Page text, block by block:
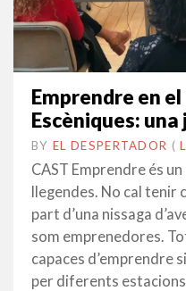
Emprendre en
Escèniques:
BY EL DESPERTADOR 6
•(
CAST Emprendre és
llegendes. No cal tenir
part d’una nissaga
som emprenedores.
capaces d’emprendre
per diferents